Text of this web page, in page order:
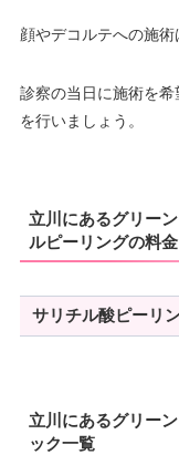
顔やデコルテへの施術
診察の当日に施術を
を行いましょう。
立川にあるグリー
ルピーリングの料金
サリチル酸ピーリ
立川にあるグリー
ック一覧